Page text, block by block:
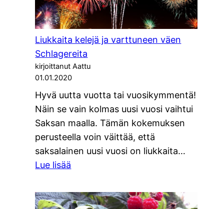
Liukkaita kelejä ja varttuneen väen
Schlagereita
kirjoittanut Aattu
01.01.2020
Hyvä uutta vuotta tai vuosikymmentä!
Näin se vain kolmas uusi vuosi vaihtui
Saksan maalla. Tämän kokemuksen
perusteella voin väittää, että
saksalainen uusi vuosi on liukkaita…
Lue lisää
kelejä
ja